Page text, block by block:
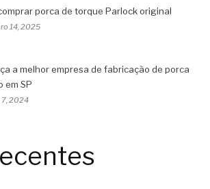
porca de torque Parlock original
14, 2025
a melhor empresa de fabricação de porca
em SP
2024